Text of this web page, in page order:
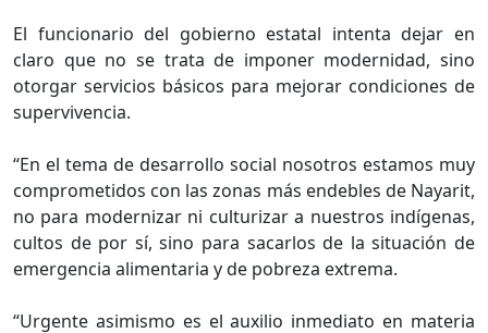
El funcionario del gobierno estatal intenta dejar en
claro que no se trata de imponer modernidad, sino
otorgar servicios básicos para mejorar condiciones de
supervivencia.
“En el tema de desarrollo social nosotros estamos muy
comprometidos con las zonas más endebles de Nayarit,
no para modernizar ni culturizar a nuestros indígenas,
cultos de por sí, sino para sacarlos de la situación de
emergencia alimentaria y de pobreza extrema.
“Urgente asimismo es el auxilio inmediato en materia